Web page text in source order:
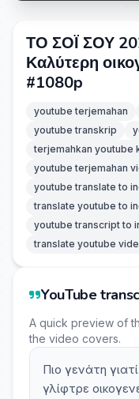
ΤΟ ΣΟΪ ΣΟΥ
Καλύτερη
#1080p
youtube terjemahan
youtube transkrip
terjemahkan youtube
youtube terjemahan
youtube translate to
translate youtube to
youtube transcript to
translate youtube
YouTube
A quick preview of
the video covers.
Πιο γενάτη
γλίφτρε